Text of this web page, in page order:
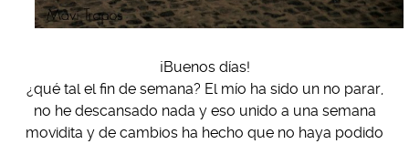
¡Buenos días!
¿qué tal el fin de semana? El mío ha sido un no parar,
no he descansado nada y eso unido a una semana
movidita y de cambios ha hecho que no haya podido